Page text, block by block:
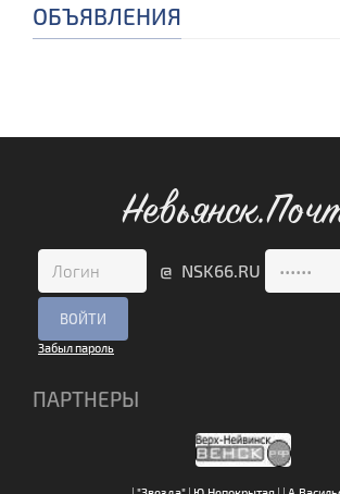
ОБЪЯВЛЕНИЯ
@ NSK66.RU
Забыл пароль
ПАРТНЕРЫ